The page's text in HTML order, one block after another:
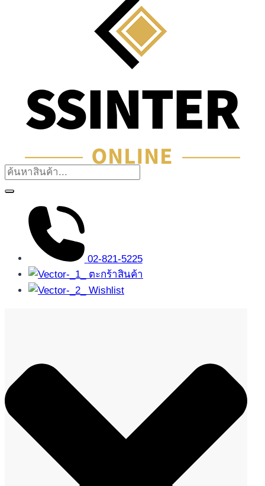
02-821-5225
ตะกร้าสินค้า
Wishlist